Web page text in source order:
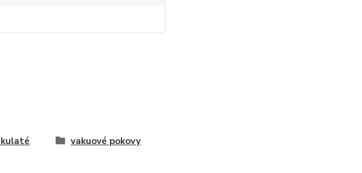
vakuové pokovy